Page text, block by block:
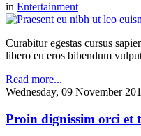
in Entertainment
Curabitur egestas cursus
libero eu eros bibendum
Read more...
Wednesday, 09 November
Proin dignissim orci et